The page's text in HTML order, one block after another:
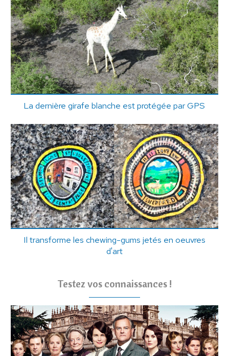
La dernière girafe blanche est protégée par GPS
Il transforme les chewing-gums jetés en oeuvres
d'art
Testez vos connaissances !